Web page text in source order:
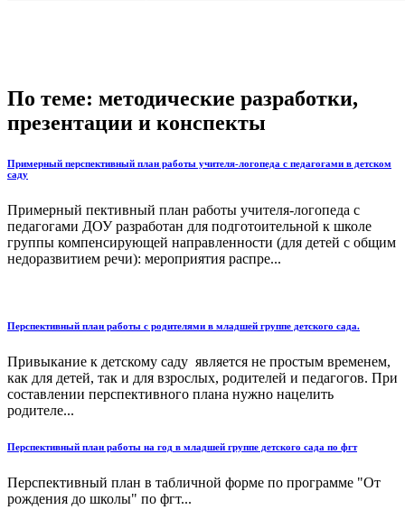
По теме: методические разработки,
презентации и конспекты
Примерный перспективный план работы учителя-логопеда с педагогами в детском
саду
Примерный пективный план работы учителя-логопеда с
педагогами ДОУ разработан для подготоительной к школе
группы компенсирующей направленности (для детей с общим
недоразвитием речи): мероприятия распре...
Перспективный план работы с родителями в младшей группе детского сада.
Привыкание к детскому саду является не простым временем,
как для детей, так и для взрослых, родителей и педагогов. При
составлении перспективного плана нужно нацелить
родителе...
Перспективный план работы на год в младшей группе детского сада по фгт
Перспективный план в табличной форме по программе "От
рождения до школы" по фгт...